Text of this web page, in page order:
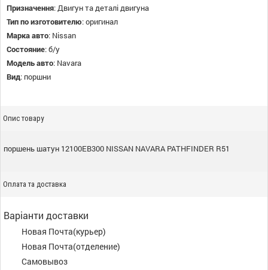
Призначення:Двигун та деталі двигуна
Тип по изготовителю:оригинал
Марка авто: Nissan
Состояние:б/у
Модель авто: Navara
Вид: поршни
Опис товару
поршень шатун 12100EB300 NISSAN NAVARA PATHFINDER R51
Оплата та доставка
Варіанти доставки
Новая Почта(курьер)
Новая Почта(отделение)
Самовывоз